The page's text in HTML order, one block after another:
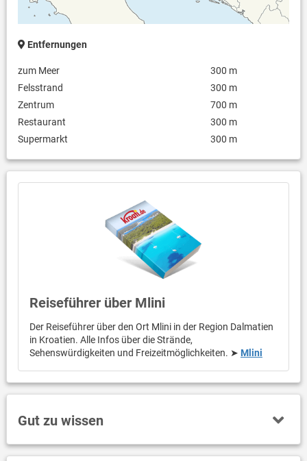
Entfernungen
zum Meer
300 m
Felsstrand
300 m
Zentrum
700 m
Restaurant
300 m
Supermarkt
300 m
Reiseführer über Mlini
Der Reiseführer über den Ort Mlini in der Region Dalmatien
in Kroatien. Alle Infos über die Strände,
Sehenswürdigkeiten und Freizeitmöglichkeiten. ➤ Mlini
Gut zu wissen